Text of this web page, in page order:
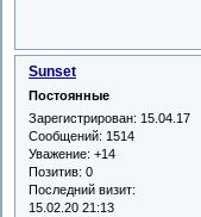
Sunset
Постоянные
Зарегистрирован: 15.04.17
Сообщений: 1514
Уважение: +14
Позитив: 0
Последний визит:
15.02.20 21:13